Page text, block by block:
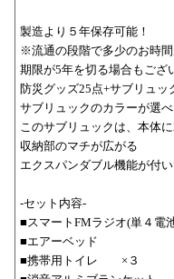
製造より５年保存可能！
※流通の段階で多少のお時
期限が5年を切る場合もござ
防災グッズ25点+サブリュッ
サブリュックのカラーが選べ
このサブリュックは、本体
収納部のマチが広がる
エクスパンダブル機能が付い
-セット内容-
■スマートFMラジオ(単４電
■エアーベッド
■携帯用トイレ ×３